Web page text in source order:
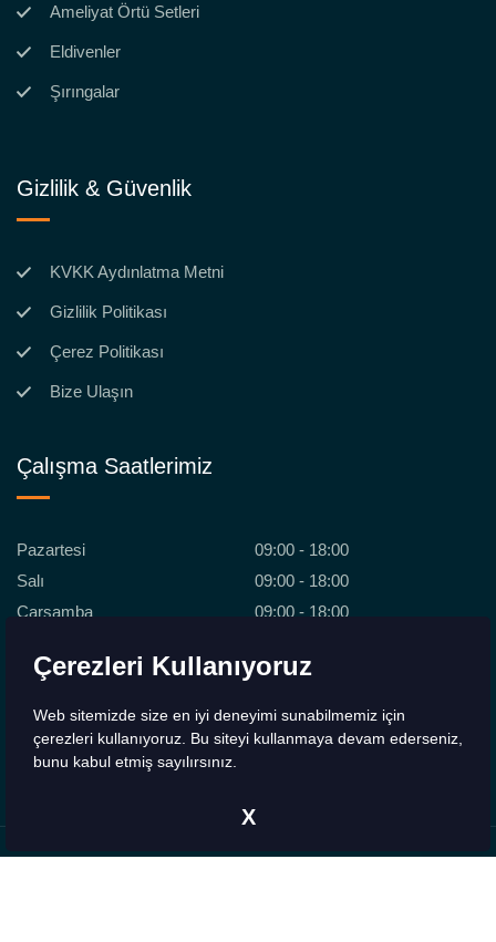
Çerezleri Kullanıyoruz
Web sitemizde size en iyi deneyimi sunabilmemiz için
çerezleri kullanıyoruz. Bu siteyi kullanmaya devam ederseniz,
bunu kabul etmiş sayılırsınız.
X
Ameliyat Örtü Setleri
Eldivenler
Şırıngalar
Gizlilik & Güvenlik
KVKK Aydınlatma Metni
Gizlilik Politikası
Çerez Politikası
Bize Ulaşın
Çalışma Saatlerimiz
Pazartesi
09:00 - 18:00
Salı
09:00 - 18:00
Çarşamba
09:00 - 18:00
Cuma
09:00 - 18:00
Pazar
Kapalı